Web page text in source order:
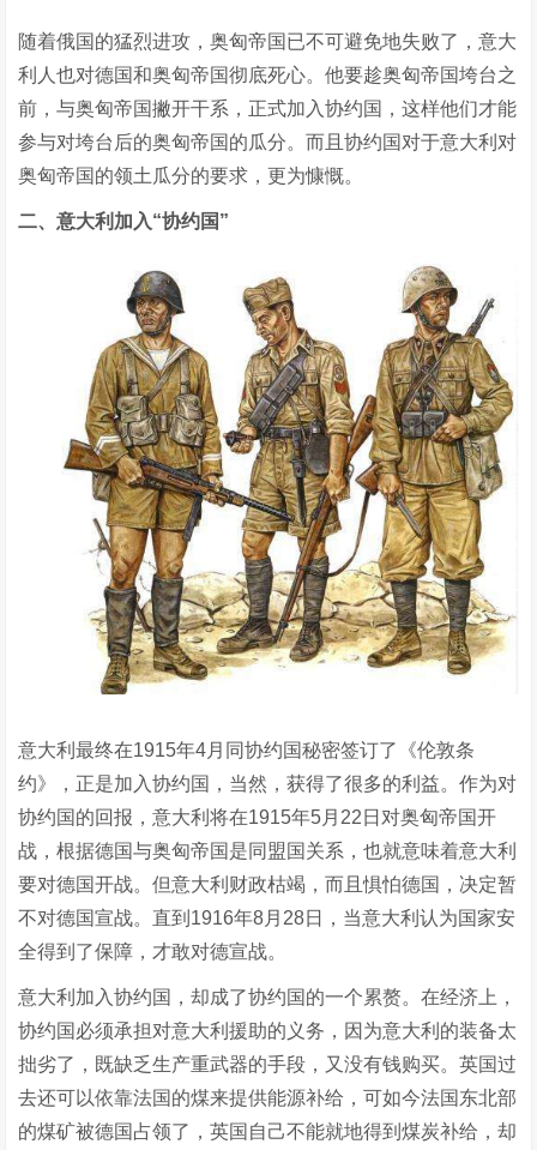
随着俄国的猛烈进攻，奥匈帝国已不可避免地失败了，意大
利人也对德国和奥匈帝国彻底死心。他要趁奥匈帝国垮台之
前，与奥匈帝国撇开干系，正式加入协约国，这样他们才能
参与对垮台后的奥匈帝国的瓜分。而且协约国对于意大利对
奥匈帝国的领土瓜分的要求，更为慷慨。
二、意大利加入“协约国”
意大利最终在1915年4月同协约国秘密签订了《伦敦条
约》，正是加入协约国，当然，获得了很多的利益。作为对
协约国的回报，意大利将在1915年5月22日对奥匈帝国开
战，根据德国与奥匈帝国是同盟国关系，也就意味着意大利
要对德国开战。但意大利财政枯竭，而且惧怕德国，决定暂
不对德国宣战。直到1916年8月28日，当意大利认为国家安
全得到了保障，才敢对德宣战。
意大利加入协约国，却成了协约国的一个累赘。在经济上，
协约国必须承担对意大利援助的义务，因为意大利的装备太
拙劣了，既缺乏生产重武器的手段，又没有钱购买。英国过
去还可以依靠法国的煤来提供能源补给，可如今法国东北部
的煤矿被德国占领了，英国自己不能就地得到煤炭补给，却